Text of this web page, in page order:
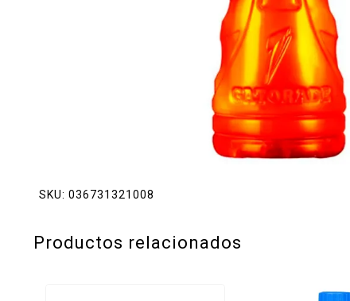
SKU: 036731321008
Productos relacionados